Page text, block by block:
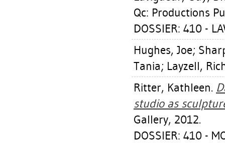
Qc: Productions
DOSSIER: 410 -
Hughes, Joe;
Tania; Layzell,
Ritter, Kathleen.
studio as
Gallery, 2012.
DOSSIER: 410 -